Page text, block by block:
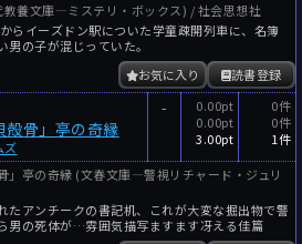
教養文庫―ミステリ・ボックス) / 社会思想社
らイーズドン駅についた学童疎開列車に、名簿
男の子が混じっていた。
読書登録
お気に入り
殻骨」亭の奇縁
ズ
-
0.00pt
0.00pt
3.00pt
0件
0件
1件
」亭の奇縁 (文春文庫―警視リチャード・ジュリ
たアンチークの書記机、これが大変な掘出物で警
男の死体が…雰囲気描写ますます冴える佳篇